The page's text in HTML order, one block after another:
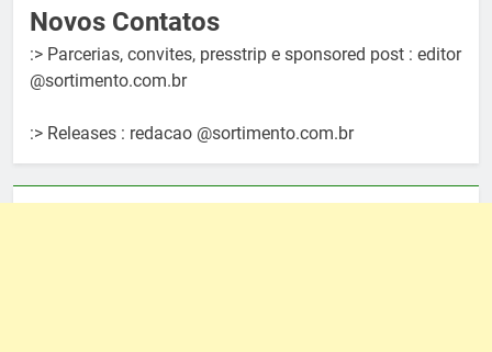
Novos Contatos
:> Parcerias, convites, presstrip e sponsored post : editor
@sortimento.com.br
:> Releases : redacao @sortimento.com.br